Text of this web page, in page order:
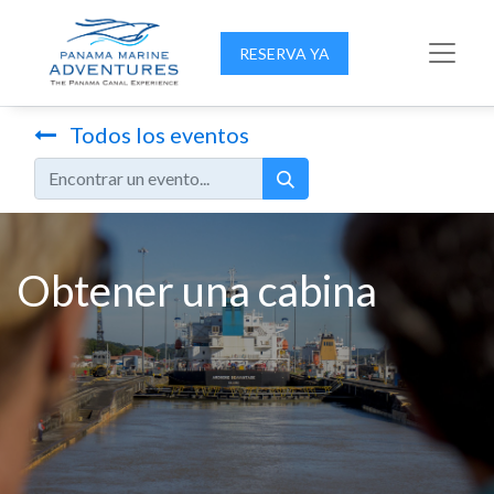
RESERVA YA
Todos los eventos
Obtener una cabina